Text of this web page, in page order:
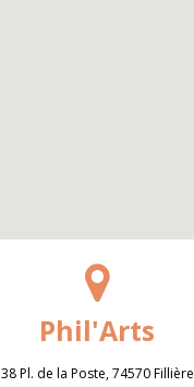
Phil'Arts
38 Pl. de la Poste, 74570 Fillière